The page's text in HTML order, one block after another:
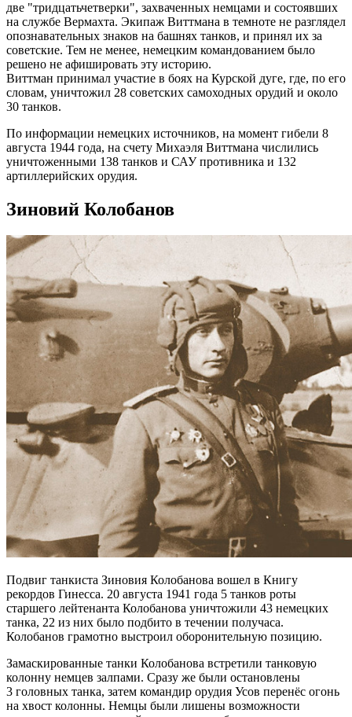
две "тридцатьчетверки", захваченных немцами и состоявших
на службе Вермахта. Экипаж Виттмана в темноте не разглядел
опознавательных знаков на башнях танков, и принял их за
советские. Тем не менее, немецким командованием было
решено не афишировать эту историю.
Виттман принимал участие в боях на Курской дуге, где, по его
словам, уничтожил 28 советских самоходных орудий и около
30 танков.
По информации немецких источников, на момент гибели 8
августа 1944 года, на счету Михаэля Виттмана числились
уничтоженными 138 танков и САУ противника и 132
артиллерийских орудия.
Зиновий Колобанов
Подвиг танкиста Зиновия Колобанова вошел в Книгу
рекордов Гинесса. 20 августа 1941 года 5 танков роты
старшего лейтенанта Колобанова уничтожили 43 немецких
танка, 22 из них было подбито в течении получаса.
Колобанов грамотно выстроил оборонительную позицию.
Замаскированные танки Колобанова встретили танковую
колонну немцев залпами. Сразу же были остановлены
3 головных танка, затем командир орудия Усов перенёс огонь
на хвост колонны. Немцы были лишены возможности